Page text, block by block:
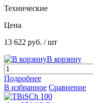
Технические
Цена
13 622 руб. / шт
В корзину
Подробнее
В избранное Сравнение